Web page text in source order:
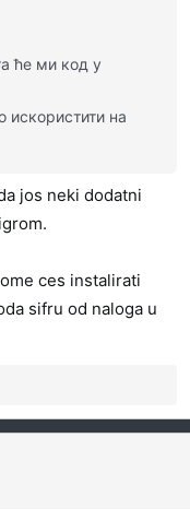
ће ми код у
искористити на
jos neki dodatni
ces instalirati
sifru od naloga u